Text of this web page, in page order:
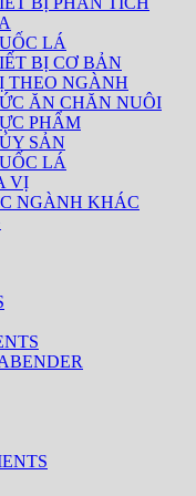
LÁ
BỊ CƠ BẢN
THEO NGÀNH
ĂN CHĂN NUÔI
PHẨM
SẢN
LÁ
VỊ
NGÀNH KHÁC